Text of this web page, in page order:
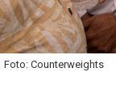
Foto: Counterweights